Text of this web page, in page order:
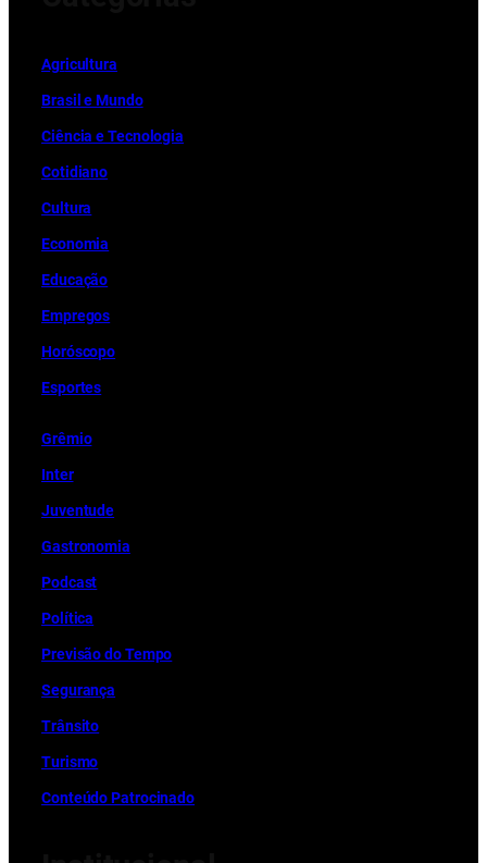
Agricultura
Brasil e Mundo
Ciência e Tecnologia
Cotidiano
Cultura
Economia
Educação
Empregos
Horóscopo
Esportes
Grêmio
Inter
Juventude
Gastronomia
Podcast
Política
Previsão do Tempo
Segurança
Trânsito
Turismo
Conteúdo Patrocinado